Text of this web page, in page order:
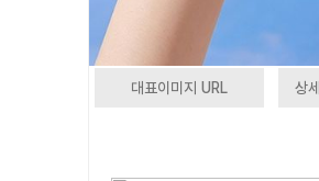
대표이미지 URL 상